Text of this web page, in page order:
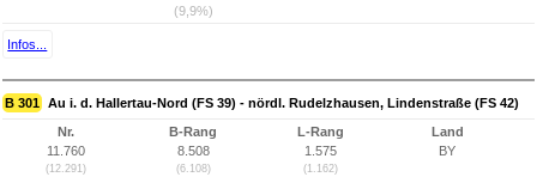
(9,9%)
Infos...
B 301 Au i. d. Hallertau-Nord (FS 39) - nördl. Rudelzhausen, Lindenstraße (FS 42)
Nr.
11.760
(12.291)
B-Rang
8.508
(6.108)
L-Rang
1.575
(1.162)
Land
BY